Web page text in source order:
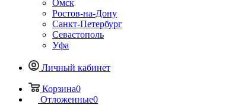
Омск
Ростов-на-Дону
Санкт-Петербург
Севастополь
Уфа
Личный кабинет
Корзина0
Отложенные0